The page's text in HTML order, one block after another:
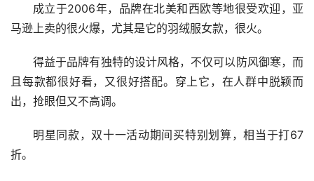
成立于2006年，品牌在北美和西欧等地很受欢迎，亚
马逊上卖的很火爆，尤其是它的羽绒服女款，很火。
得益于品牌有独特的设计风格，不仅可以防风御寒，而
且每款都很好看，又很好搭配。穿上它，在人群中脱颖而
出，抢眼但又不高调。
明星同款，双十一活动期间买特别划算，相当于打67
折。